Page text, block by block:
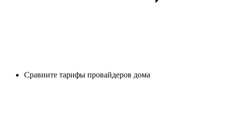
Сравните тарифы провайдеров дома